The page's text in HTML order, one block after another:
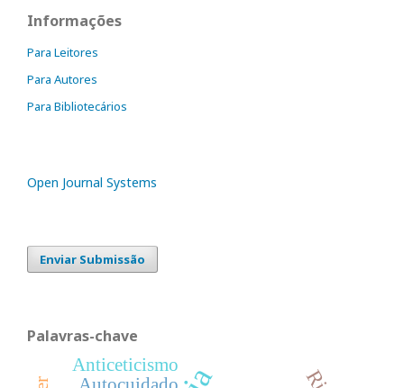
Informações
Para Leitores
Para Autores
Para Bibliotecários
Open Journal Systems
Enviar Submissão
Palavras-chave
Anticeticismo